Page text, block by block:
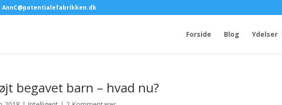
AnnC@potentialefabrikken.dk
Forside Blog Ydelser
begavet barn – hvad nu?